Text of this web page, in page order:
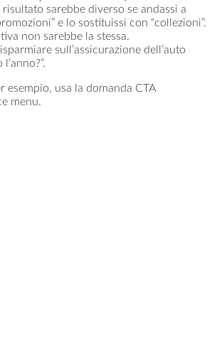
sarebbe diverso se andassi a
e lo sostituissi con “collezioni”.
non sarebbe la stessa.
sull’assicurazione dell’auto
esempio, usa la domanda CTA
menu.